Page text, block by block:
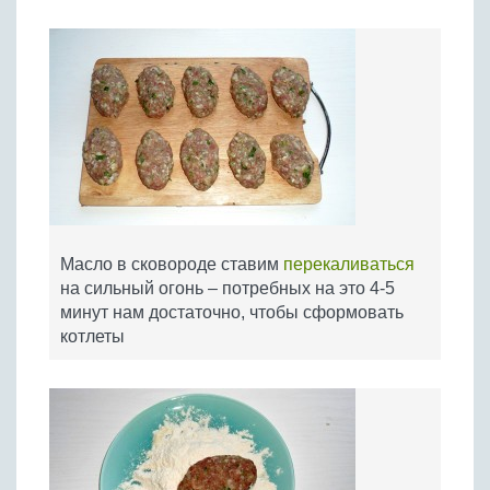
Масло в сковороде ставим перекаливаться
на сильный огонь – потребных на это 4-5
минут нам достаточно, чтобы сформовать
котлеты